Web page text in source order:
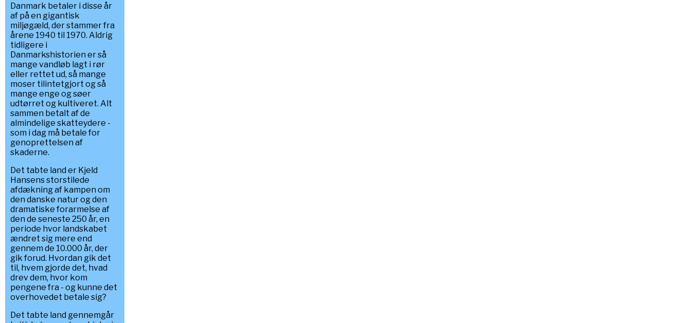
Danmark betaler i disse år
af på en gigantisk
miljøgæld, der stammer fra
årene 1940 til 1970. Aldrig
tidligere i
Danmarkshistorien er så
mange vandløb lagt i rør
eller rettet ud, så mange
moser tilintetgjort og så
mange enge og søer
udtørret og kultiveret. Alt
sammen betalt af de
almindelige skatteydere -
som i dag må betale for
genoprettelsen af
skaderne.
Det tabte land er Kjeld
Hansens storstilede
afdækning af kampen om
den danske natur og den
dramatiske forarmelse af
den de seneste 250 år, en
periode hvor landskabet
ændret sig mere end
gennem de 10.000 år, der
gik forud. Hvordan gik det
til, hvem gjorde det, hvad
drev dem, hvor kom
pengene fra - og kunne det
overhovedet betale sig?
Det tabte land gennemgår